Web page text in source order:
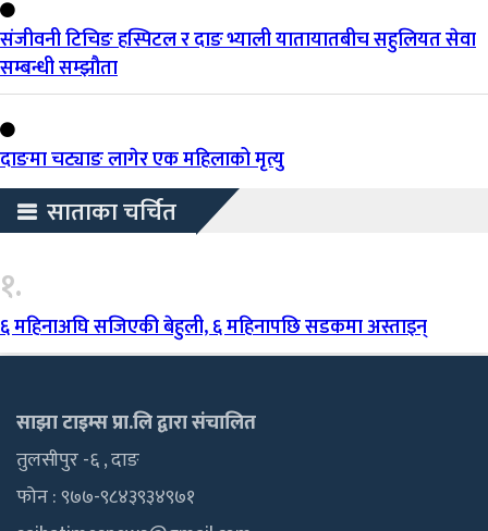
संजीवनी टिचिङ हस्पिटल र दाङ भ्याली यातायातबीच सहुलियत सेवा
सम्बन्धी सम्झौता
दाङमा चट्याङ लागेर एक महिलाको मृत्यु
साताका चर्चित
१.
६ महिनाअघि सजिएकी बेहुली, ६ महिनापछि सडकमा अस्ताइन्
साझा टाइम्स प्रा.लि द्वारा संचालित
तुलसीपुर -६ , दाङ
फोन : ९७७-९८४३९३४९७१